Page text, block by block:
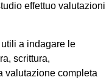
effettuo valutazioni
a indagare le
scrittura,
valutazione completa